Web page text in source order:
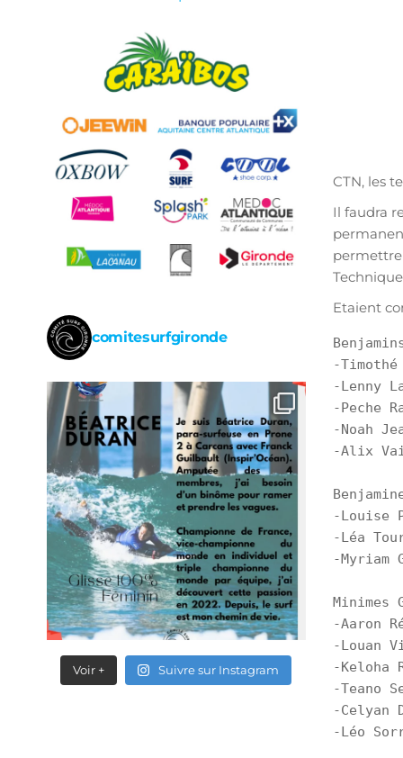
CTN, les
Il faudra
permettre
Etaient
-
-Lenny
-Peche
-Noah
-Alix
-Louise
-Léa
-Myriam
Minimes
-Aaron
-Louan
-Keloha
-Teano
-Celyan
-Léo
comitesurfgironde
Voir + Suivre sur Instagram